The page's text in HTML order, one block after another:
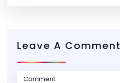
Leave A Comment